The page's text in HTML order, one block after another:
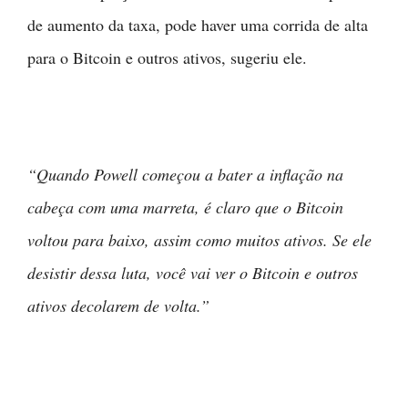
de aumento da taxa, pode haver uma corrida de alta
para o Bitcoin e outros ativos, sugeriu ele.
“Quando Powell começou a bater a inflação na
cabeça com uma marreta, é claro que o Bitcoin
voltou para baixo, assim como muitos ativos. Se ele
desistir dessa luta, você vai ver o Bitcoin e outros
ativos decolarem de volta.”